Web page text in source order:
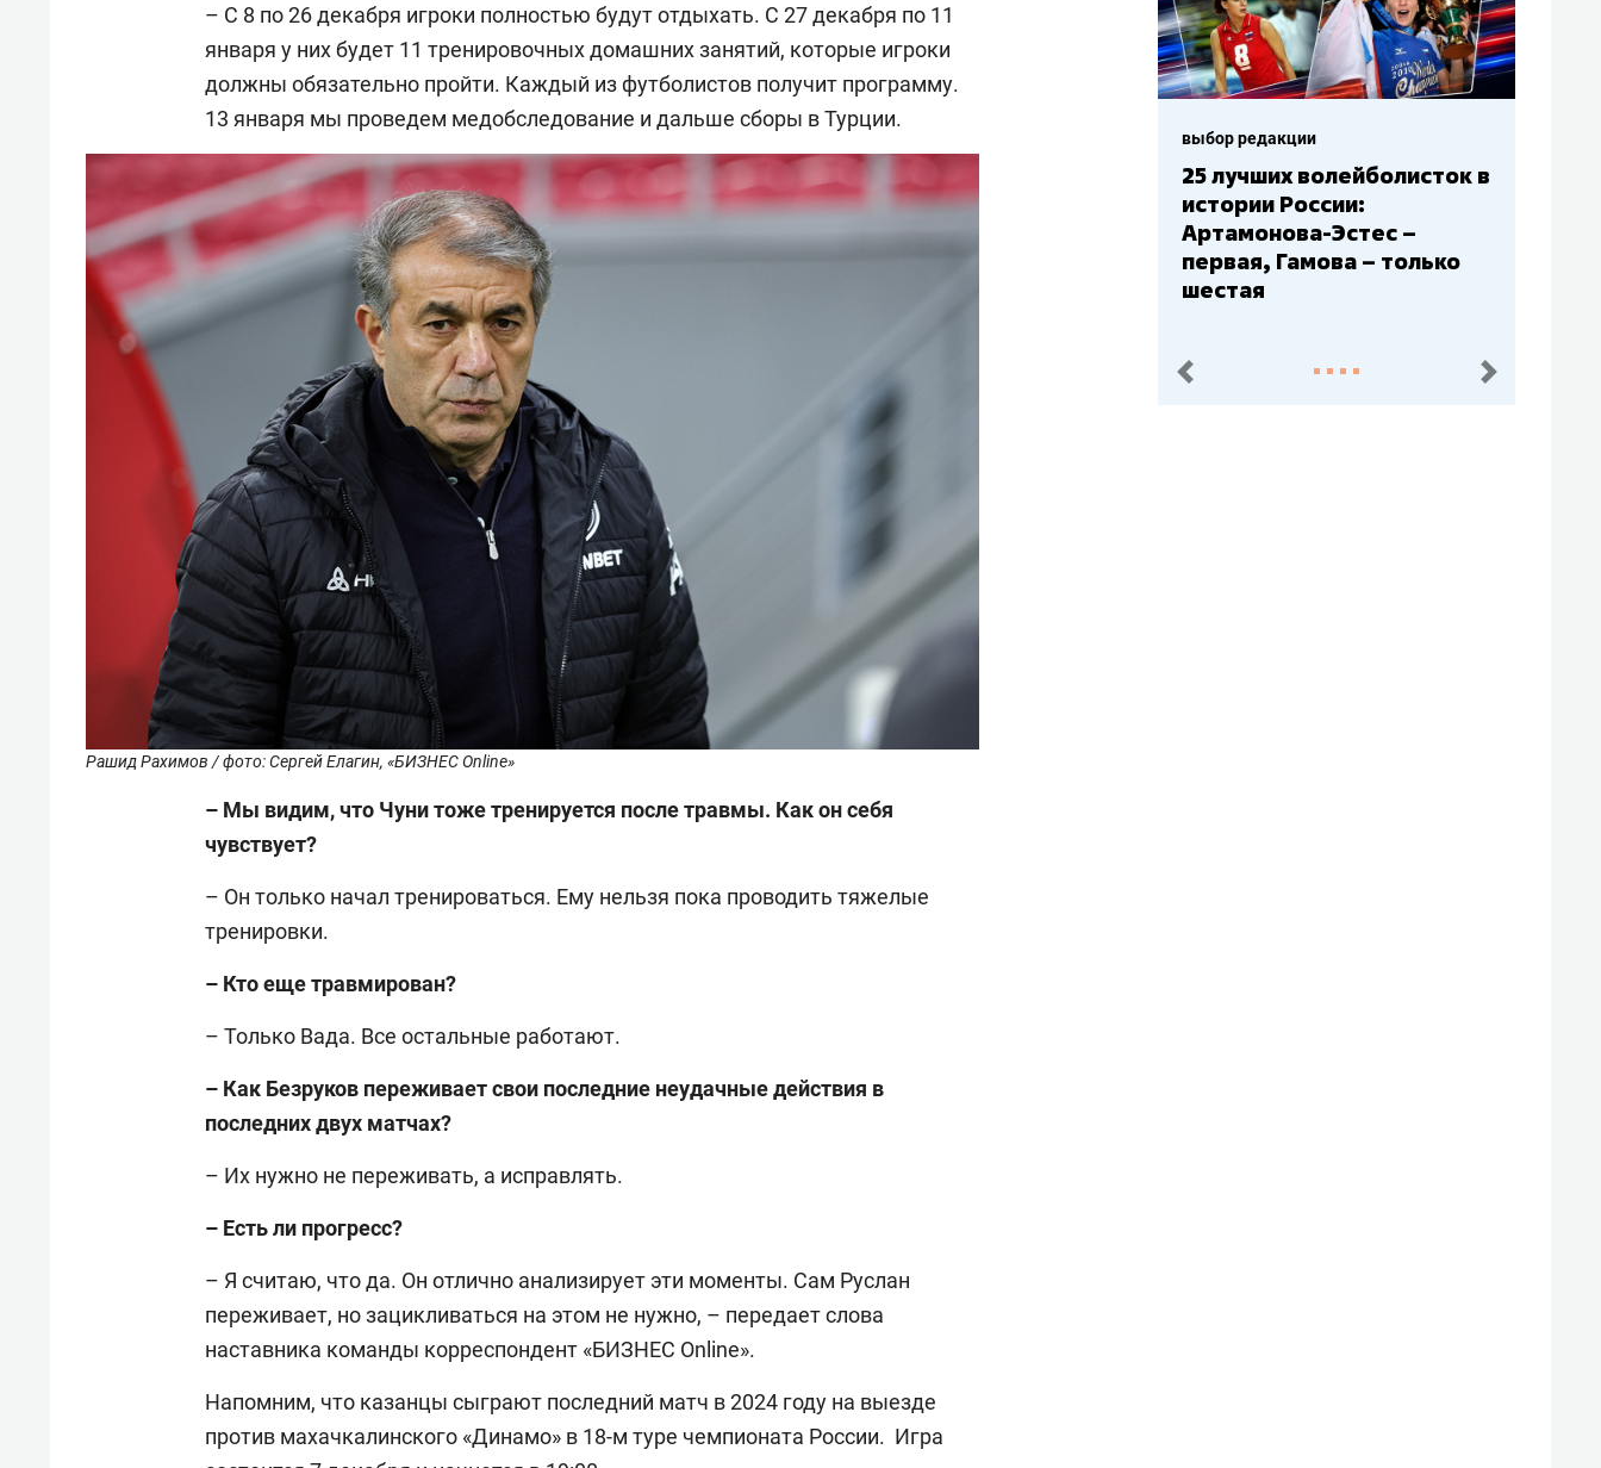
– С 8 по 26 декабря игроки полностью будут отдыхать. С 27 декабря по 11
января у них будет 11 тренировочных домашних занятий, которые игроки
должны обязательно пройти. Каждый из футболистов получит программу.
13 января мы проведем медобследование и дальше сборы в Турции.
Рашид Рахимов / фото: Сергей Елагин, «БИЗНЕС Online»
– Мы видим, что Чуни тоже тренируется после травмы. Как он себя
чувствует?
– Он только начал тренироваться. Ему нельзя пока проводить тяжелые
тренировки.
– Кто еще травмирован?
– Только Вада. Все остальные работают.
– Как Безруков переживает свои последние неудачные действия в
последних двух матчах?
– Их нужно не переживать, а исправлять.
– Есть ли прогресс?
– Я считаю, что да. Он отлично анализирует эти моменты. Сам Руслан
переживает, но зацикливаться на этом не нужно, – передает слова
наставника команды корреспондент «БИЗНЕС Online».
Напомним, что казанцы сыграют последний матч в 2024 году на выезде
против махачкалинского «Динамо» в 18-м туре чемпионата России. Игра
выбор редакции
Бюджеты клубов КХЛ: СКА
– главный мажор, «Ак
Барс» – второй, «Салават
Юлаев» – середняк
пред. след.